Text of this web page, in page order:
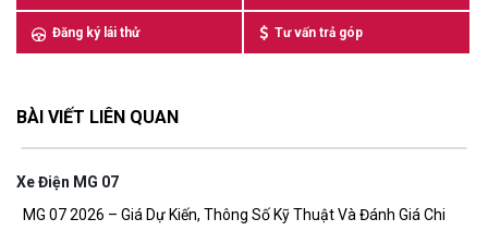
Đăng ký lái thử Tư vấn trả góp
BÀI VIẾT LIÊN QUAN
Xe Điện MG 07
MG 07 2026 – Giá Dự Kiến, Thông Số Kỹ Thuật Và Đánh Giá Chi